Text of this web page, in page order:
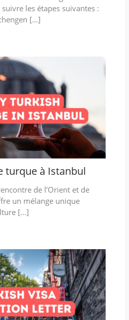
les étapes suivantes :
[…]
turque à Istanbul
de l’Orient et de
un mélange unique
[…]